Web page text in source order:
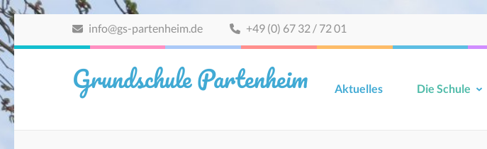
Zum
Inhalt
springen
(Eingabetaste
drücken)
info@gs-partenheim.de +49 (0) 67 32 / 72 01
Grundschule Partenheim Aktuelles Die Schule